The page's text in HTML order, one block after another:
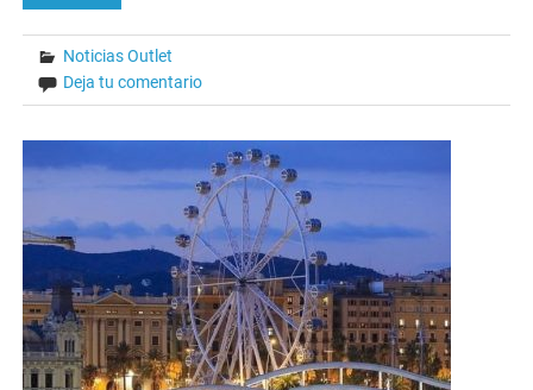
Noticias Outlet
Deja tu comentario